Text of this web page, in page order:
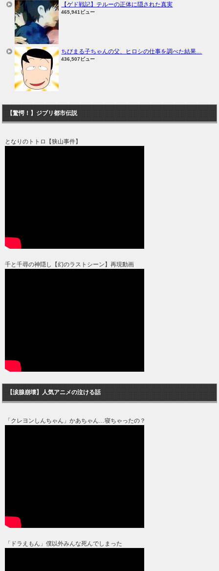
【ゲド戦記】テルーの正体に隠された真実
465,941ビュー
ちびまる子ちゃんの父、ヒロシの仕事を調べた結果…
436,507ビュー
【驚愕！】ジブリ都市伝説
となりのトトロ【狭山事件】
千と千尋の神隠し【幻のラストシーン】再現動画
【涙腺崩壊】人気アニメの泣ける話
「クレヨンしんちゃん」かあちゃん…寝ちゃったの？
「ドラえもん」僕以外みんな死んでしまった